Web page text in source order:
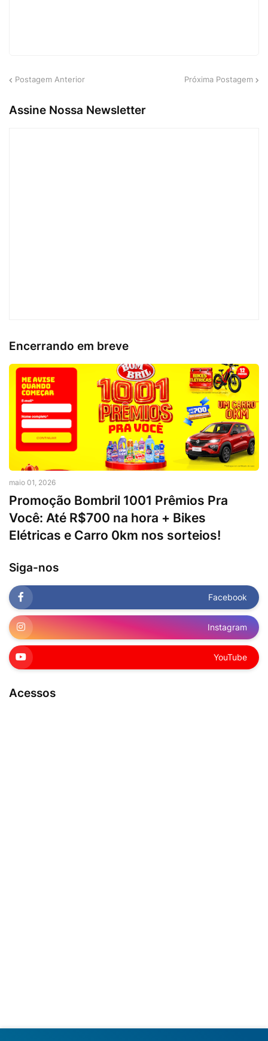
Postagem Anterior Próxima Postagem
Assine Nossa Newsletter
Encerrando em breve
maio 01, 2026
Promoção Bombril 1001 Prêmios Pra
Você: Até R$700 na hora + Bikes
Elétricas e Carro 0km nos sorteios!
Siga-nos
Facebook
Instagram
YouTube
Acessos